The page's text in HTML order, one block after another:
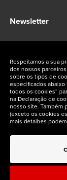
Newsletter
Fique a par das
Siga-nos nas
Respeitamos a sua
dos nossos
sobre os tipos de
especificados abaixo
todos os cookies”
na Declaração de
nosso site. Também
(exceto os cookies
mais detalhes